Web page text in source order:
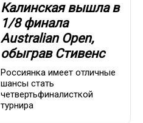
Калинская вышла в
1/8 финала
Australian Open,
обыграв Стивенс
Россиянка имеет отличные
шансы стать
четвертьфиналисткой
турнира